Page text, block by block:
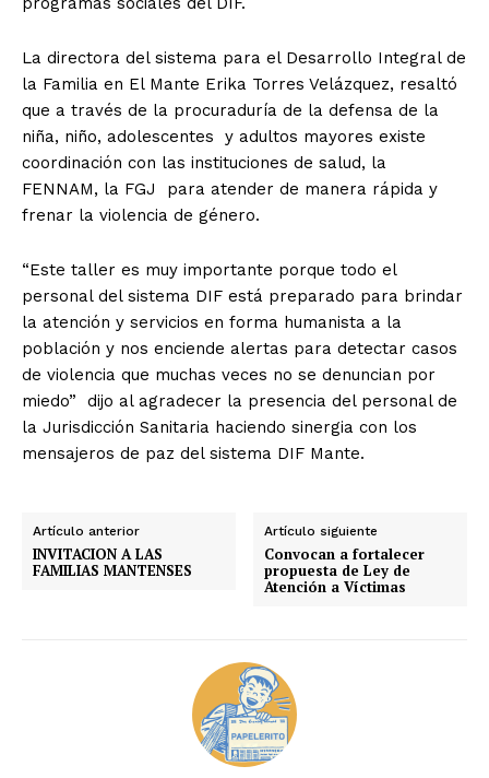
La directora del sistema para el Desarrollo Integral de
la Familia en El Mante Erika Torres Velázquez, resaltó
que a través de la procuraduría de la defensa de la
niña, niño, adolescentes y adultos mayores existe
coordinación con las instituciones de salud, la
FENNAM, la FGJ para atender de manera rápida y
frenar la violencia de género.
“Este taller es muy importante porque todo el
personal del sistema DIF está preparado para brindar
la atención y servicios en forma humanista a la
población y nos enciende alertas para detectar casos
de violencia que muchas veces no se denuncian por
miedo” dijo al agradecer la presencia del personal de
la Jurisdicción Sanitaria haciendo sinergia con los
mensajeros de paz del sistema DIF Mante.
Artículo anterior
INVITACION A LAS
FAMILIAS MANTENSES
Artículo siguiente
Convocan a fortalecer
propuesta de Ley de
Atención a Víctimas